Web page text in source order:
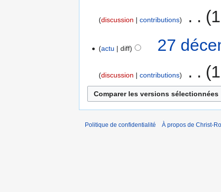
discussion contributions
actu diff 27
discussion contributions
Politique de confidentialité À propos de Christ-